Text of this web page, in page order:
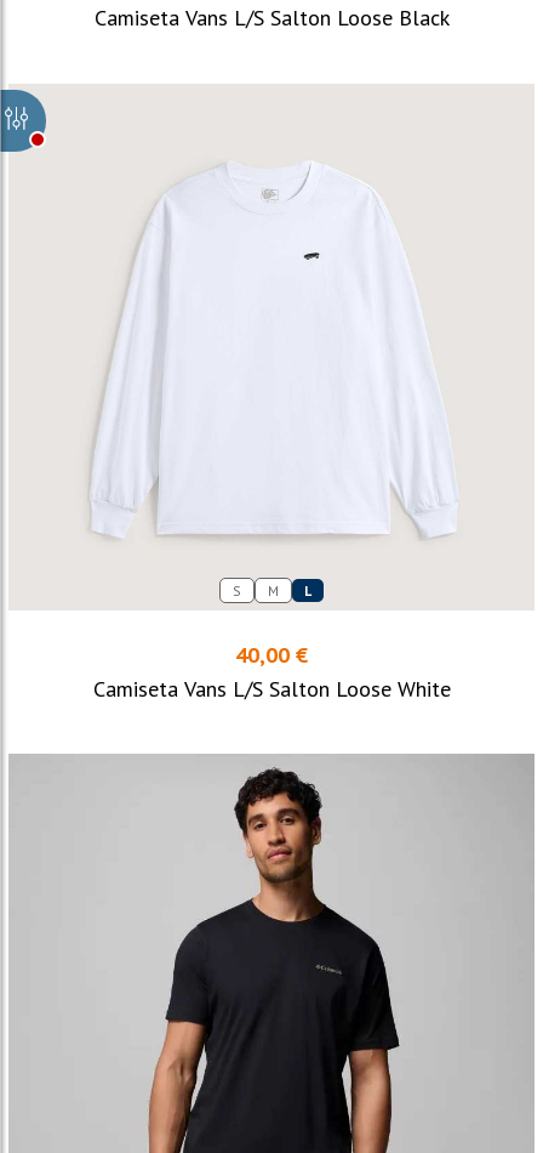
Camiseta Vans L/S Salton Loose Black
S M L
40,00 €
Camiseta Vans L/S Salton Loose White